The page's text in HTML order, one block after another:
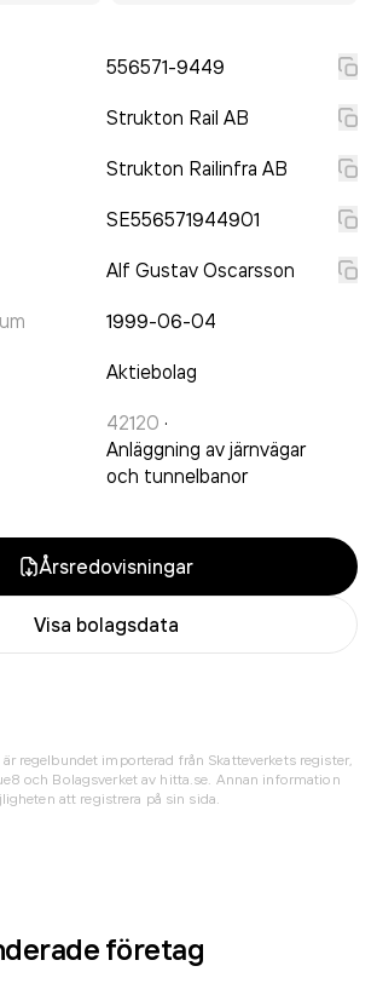
556571-9449
Strukton Rail AB
Strukton Railinfra AB
SE556571944901
Alf Gustav Oscarsson
1999-06-04
Aktiebolag
42120 ·
Anläggning av järnvägar
och tunnelbanor
Årsredovisningar
Visa bolagsdata
regelbundet importerad från Skatteverkets register,
och Bolagsverket av hitta.se. Annan information
att registrera på sin sida.
företag